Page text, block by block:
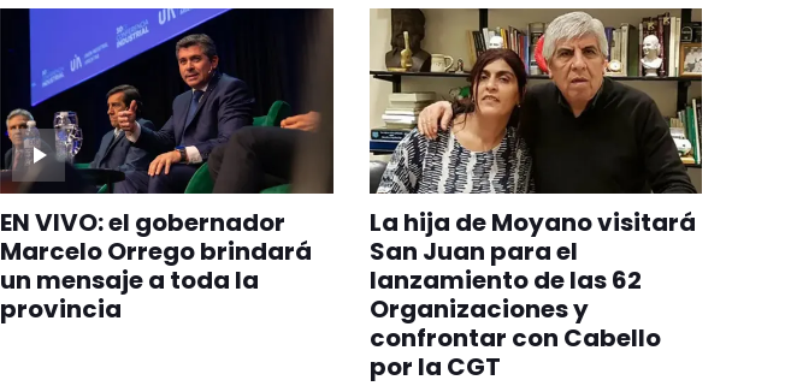
EN VIVO: el gobernador
Marcelo Orrego brindará
un mensaje a toda la
provincia
La hija de Moyano visitará
San Juan para el
lanzamiento de las 62
Organizaciones y
confrontar con Cabello
por la CGT